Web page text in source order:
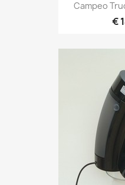
Campeo
€